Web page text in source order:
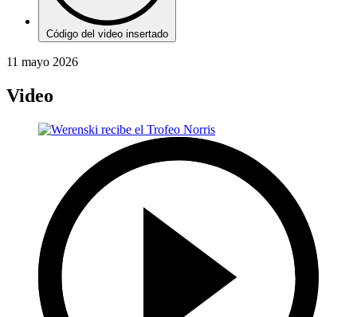
Código del video insertado
11 mayo 2026
Video